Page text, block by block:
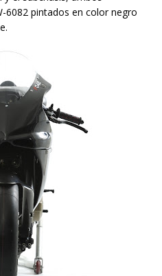
6082 pintados en color negro